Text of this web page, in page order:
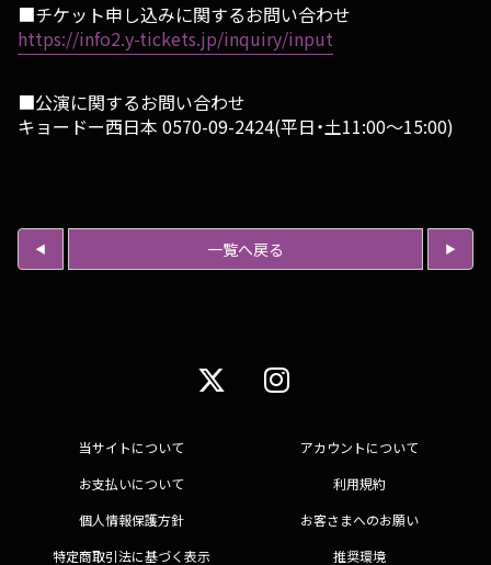
■チケット申し込みに関するお問い合わせ
https://info2.y-tickets.jp/inquiry/input
■公演に関するお問い合わせ
キョードー西日本 0570-09-2424(平日・土11:00～15:00)
一覧へ戻る
当サイトについて
アカウントについて
お支払いについて
利用規約
個人情報保護方針
お客さまへのお願い
特定商取引法に基づく表示
推奨環境